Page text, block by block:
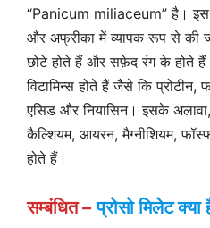
“Panicum miliaceum” है।
और अफ्रीका में व्यापक रूप से की
छोटे होते हैं और सफ़ेद रंग के होते
विटामिन्स होते हैं जैसे कि प्रोटीन,
एसिड और नियासिन। इसके
कैल्शियम, आयरन, मैग्नीशियम,
होते हैं।
सम्बंधित – प्रोसो मिलेट क्या